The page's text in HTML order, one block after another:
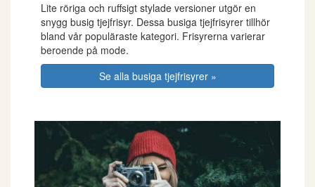
Lite röriga och ruffsigt stylade versioner utgör en
snygg busig tjejfrisyr. Dessa busiga tjejfrisyrer tillhör
bland vår populäraste kategori. Frisyrerna varierar
beroende på mode.
Se alla busiga tjejfrisyrer »